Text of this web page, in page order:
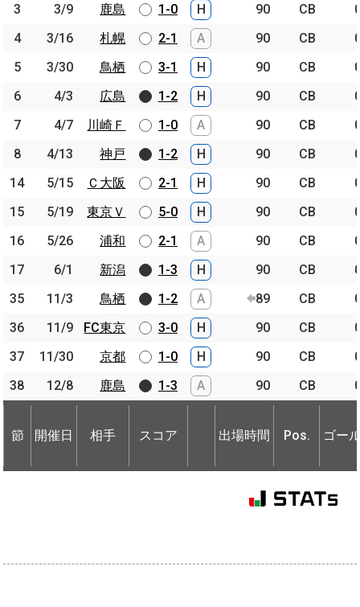
3
3/9 鹿島 1-0 H 90 CB
4
3/16 札幌 2-1 A 90 CB
5
3/30 鳥栖 3-1 H 90 CB
6
4/3 広島 1-2 H 90 CB
7
4/7 川崎Ｆ 1-0 A 90 CB
8
4/13 神戸 1-2 H 90 CB
14
5/15 Ｃ大阪 2-1 H 90 CB
15
5/19 東京Ｖ 5-0 H 90 CB
16
5/26 浦和 2-1 A 90 CB
17
6/1 新潟 1-3 H 90 CB
35
11/3 鳥栖 1-2 A 89 CB
36
11/9 FC東京 3-0 H 90 CB
37
11/30 京都 1-0 H 90 CB
38
12/8 鹿島 1-3 A 90 CB
節 開催日 相手 スコア 出場時間 Pos. ゴー
3
3/9
鹿島
4
3/16
札幌
5
3/30
鳥栖
6
4/3
広島
7
4/7
川崎Ｆ
8
4/13
神戸
14
5/15
Ｃ大阪
15
5/19
東京Ｖ
16
5/26
浦和
17
6/1
新潟
35
11/3
鳥栖
36
11/9
FC東京
37
11/30
京都
38
12/8 鹿島
節 開催日 相手